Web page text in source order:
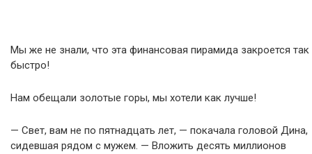
Мы же не знали, что эта финансовая пирамида закроется так
быстро!
Нам обещали золотые горы, мы хотели как лучше!
— Свет, вам не по пятнадцать лет, — покачала головой Дина,
сидевшая рядом с мужем. — Вложить десять миллионов